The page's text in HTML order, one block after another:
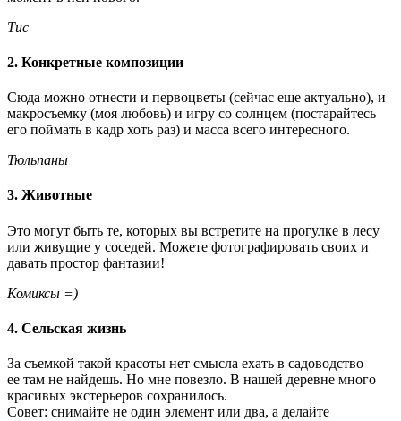
Тис
2. Конкретные композиции
Сюда можно отнести и первоцветы (сейчас еще актуально), и
макросъемку (моя любовь) и игру со солнцем (постарайтесь
его поймать в кадр хоть раз) и масса всего интересного.
Тюльпаны
3. Животные
Это могут быть те, которых вы встретите на прогулке в лесу
или живущие у соседей. Можете фотографировать своих и
давать простор фантазии!
Комиксы =)
4. Сельская жизнь
За съемкой такой красоты нет смысла ехать в садоводство —
ее там не найдешь. Но мне повезло. В нашей деревне много
красивых экстерьеров сохранилось.
Совет: снимайте не один элемент или два, а делайте